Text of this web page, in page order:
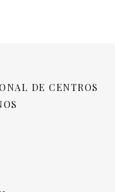
DE CENTROS